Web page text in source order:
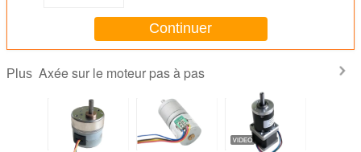
Continuer
Plus Axée sur le moteur pas à pas